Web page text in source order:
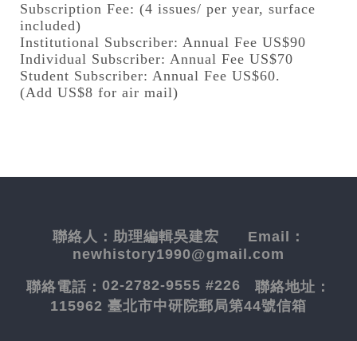
Subscription Fee: (4 issues/ per year, surface
included)
Institutional Subscriber: Annual Fee US$90
Individual Subscriber: Annual Fee US$70
Student Subscriber: Annual Fee US$60.
(Add US$8 for air mail)
聯絡人： 助理編輯吳建宏 Email：
newhistory1990@gmail.com
聯絡電話： 02-2782-9555 #226 聯絡地址：
115962 臺北市中研院郵局第44號信箱